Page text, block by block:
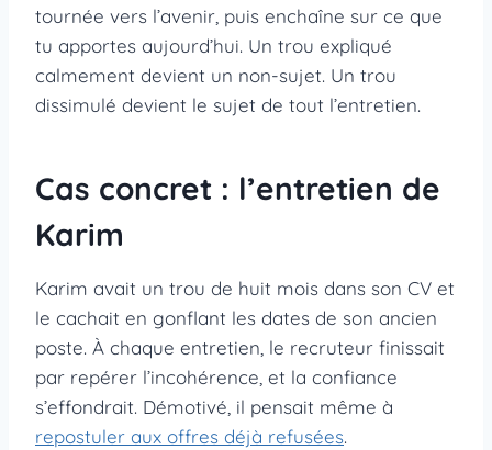
tournée vers l’avenir, puis enchaîne sur ce que
tu apportes aujourd’hui. Un trou expliqué
calmement devient un non-sujet. Un trou
dissimulé devient le sujet de tout l’entretien.
Cas concret : l’entretien de
Karim
Karim avait un trou de huit mois dans son CV et
le cachait en gonflant les dates de son ancien
poste. À chaque entretien, le recruteur finissait
par repérer l’incohérence, et la confiance
s’effondrait. Démotivé, il pensait même à
repostuler aux offres déjà refusées.